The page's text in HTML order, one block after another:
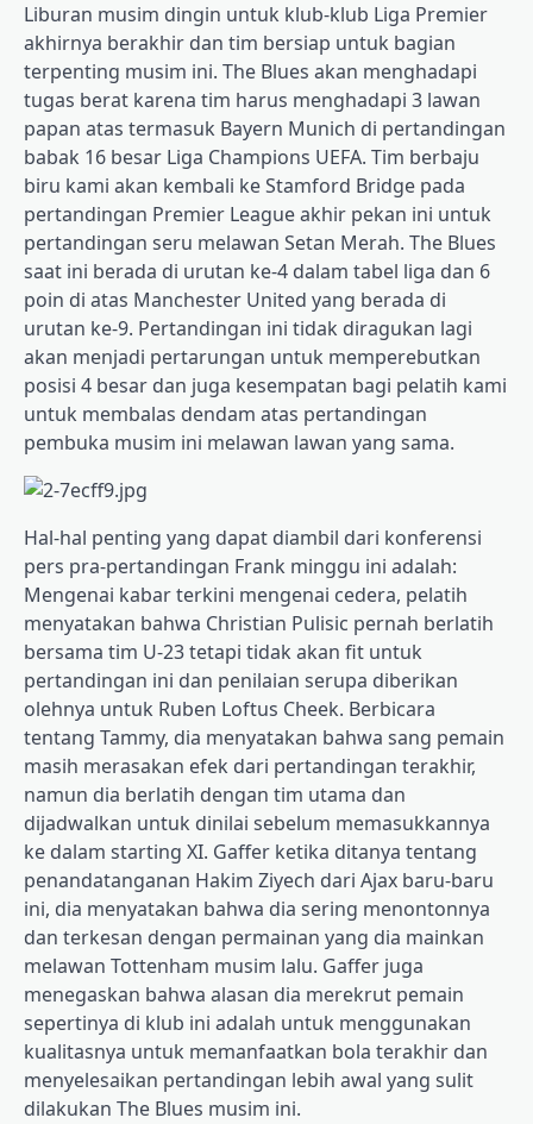
Liburan musim dingin untuk klub-klub Liga Premier
akhirnya berakhir dan tim bersiap untuk bagian
terpenting musim ini. The Blues akan menghadapi
tugas berat karena tim harus menghadapi 3 lawan
papan atas termasuk Bayern Munich di pertandingan
babak 16 besar Liga Champions UEFA. Tim berbaju
biru kami akan kembali ke Stamford Bridge pada
pertandingan Premier League akhir pekan ini untuk
pertandingan seru melawan Setan Merah. The Blues
saat ini berada di urutan ke-4 dalam tabel liga dan 6
poin di atas Manchester United yang berada di
urutan ke-9. Pertandingan ini tidak diragukan lagi
akan menjadi pertarungan untuk memperebutkan
posisi 4 besar dan juga kesempatan bagi pelatih kami
untuk membalas dendam atas pertandingan
pembuka musim ini melawan lawan yang sama.
Hal-hal penting yang dapat diambil dari konferensi
pers pra-pertandingan Frank minggu ini adalah:
Mengenai kabar terkini mengenai cedera, pelatih
menyatakan bahwa Christian Pulisic pernah berlatih
bersama tim U-23 tetapi tidak akan fit untuk
pertandingan ini dan penilaian serupa diberikan
olehnya untuk Ruben Loftus Cheek. Berbicara
tentang Tammy, dia menyatakan bahwa sang pemain
masih merasakan efek dari pertandingan terakhir,
namun dia berlatih dengan tim utama dan
dijadwalkan untuk dinilai sebelum memasukkannya
ke dalam starting XI. Gaffer ketika ditanya tentang
penandatanganan Hakim Ziyech dari Ajax baru-baru
ini, dia menyatakan bahwa dia sering menontonnya
dan terkesan dengan permainan yang dia mainkan
melawan Tottenham musim lalu. Gaffer juga
menegaskan bahwa alasan dia merekrut pemain
sepertinya di klub ini adalah untuk menggunakan
kualitasnya untuk memanfaatkan bola terakhir dan
menyelesaikan pertandingan lebih awal yang sulit
dilakukan The Blues musim ini.